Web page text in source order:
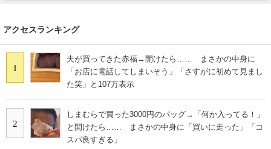
アクセスランキング
1
夫が買ってきた赤福→開けたら…… まさかの中身に
「お店に電話してしまいそう」「さすがに初めて見まし
た笑」と107万表示
2
しまむらで買った3000円のバッグ→「何か入ってる！」
と開けたら…… まさかの中身に「買いに走った」「コ
スパ良すぎる」